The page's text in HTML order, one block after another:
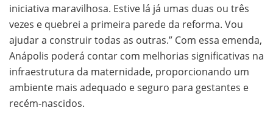
iniciativa maravilhosa. Estive lá já umas duas ou três
vezes e quebrei a primeira parede da reforma. Vou
ajudar a construir todas as outras.” Com essa emenda,
Anápolis poderá contar com melhorias significativas na
infraestrutura da maternidade, proporcionando um
ambiente mais adequado e seguro para gestantes e
recém-nascidos.